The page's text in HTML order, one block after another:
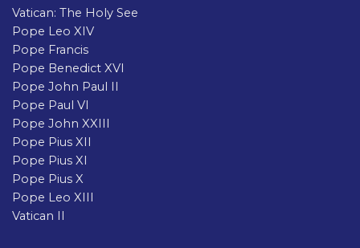
Vatican: The Holy See
Pope Leo XIV
Pope Francis
Pope Benedict XVI
Pope John Paul II
Pope Paul VI
Pope John XXIII
Pope Pius XII
Pope Pius XI
Pope Pius X
Pope Leo XIII
Vatican II